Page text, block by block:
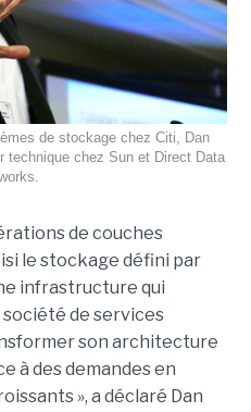
de stockage chez Citi, Dan
technique chez Sun et Direct Data
de couches
le stockage défini par
infrastructure qui
société de services
son architecture
à des demandes en
», a déclaré Dan